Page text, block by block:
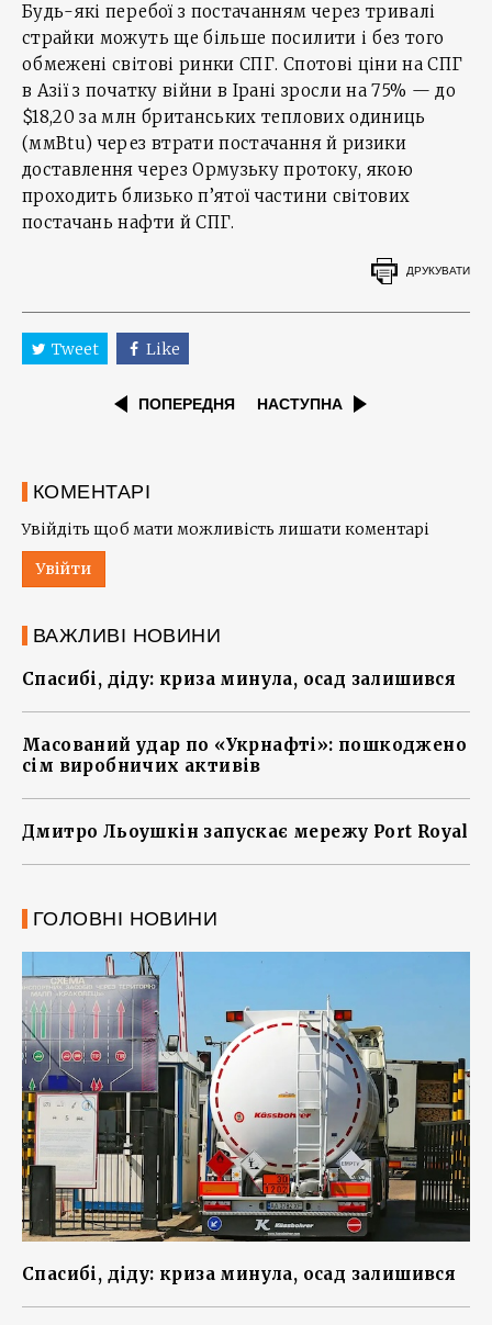
Будь-які перебої з постачанням через тривалі
страйки можуть ще більше посилити і без того
обмежені світові ринки СПГ. Спотові ціни на СПГ
в Азії з початку війни в Ірані зросли на 75% — до
$18,20 за млн британських теплових одиниць
(ммBtu) через втрати постачання й ризики
доставлення через Ормузьку протоку, якою
проходить близько п’ятої частини світових
постачань нафти й СПГ.
ДРУКУВАТИ
Tweet Like
ПОПЕРЕДНЯ НАСТУПНА
КОМЕНТАРІ
Увійдіть щоб мати можливість лишати коментарі
Увійти
ВАЖЛИВІ НОВИНИ
Спасибі, діду: криза минула, осад залишився
Масований удар по «Укрнафті»: пошкоджено
сім виробничих активів
Дмитро Льоушкін запускає мережу Port Royal
ГОЛОВНІ НОВИНИ
Спасибі, діду: криза минула, осад залишився